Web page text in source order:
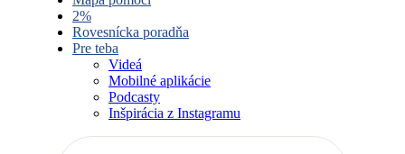
2%
Rovesnícka poradňa
Pre teba
Videá
Mobilné aplikácie
Podcasty
Inšpirácia z Instagramu